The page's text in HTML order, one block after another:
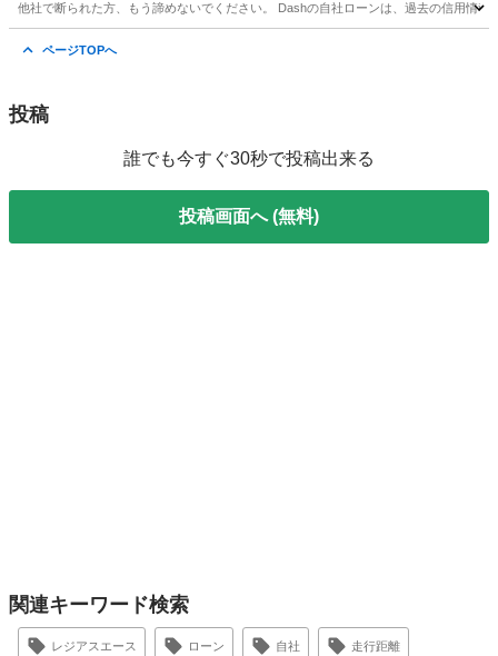
他社で断られた方、もう諦めないでください。 Dashの自社ローンは、過去の信用情
ページTOPへ
投稿
誰でも今すぐ30秒で投稿出来る
投稿画面へ (無料)
関連キーワード検索
レジアスエース ローン 自社 走行距離